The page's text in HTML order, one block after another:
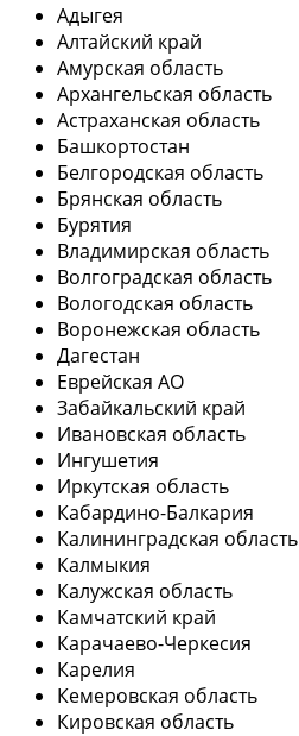
Адыгея
Алтайский край
Амурская область
Архангельская область
Астраханская область
Башкортостан
Белгородская область
Брянская область
Бурятия
Владимирская область
Волгоградская область
Вологодская область
Воронежская область
Дагестан
Еврейская АО
Забайкальский край
Ивановская область
Ингушетия
Иркутская область
Кабардино-Балкария
Калининградская область
Калмыкия
Калужская область
Камчатский край
Карачаево-Черкесия
Карелия
Кемеровская область
Кировская область